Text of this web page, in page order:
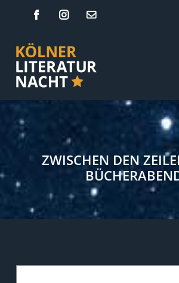
springen
FacebookInstagram
E-
ZWISCHEN DEN